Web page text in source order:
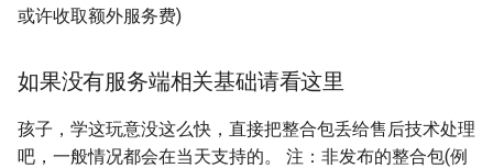
或许收取额外服务费)
如果没有服务端相关基础请看这里
孩子，学这玩意没这么快，直接把整合包丢给售后技术处理
吧，一般情况都会在当天支持的。 注：非发布的整合包(例